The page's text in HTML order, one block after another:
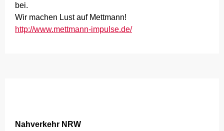
bei.
Wir machen Lust auf Mettmann!
http://www.mettmann-impulse.de/
Nahverkehr NRW